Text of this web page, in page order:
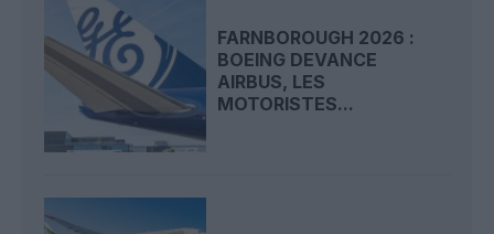
FARNBOROUGH 2026 :
BOEING DEVANCE
AIRBUS, LES
MOTORISTES...